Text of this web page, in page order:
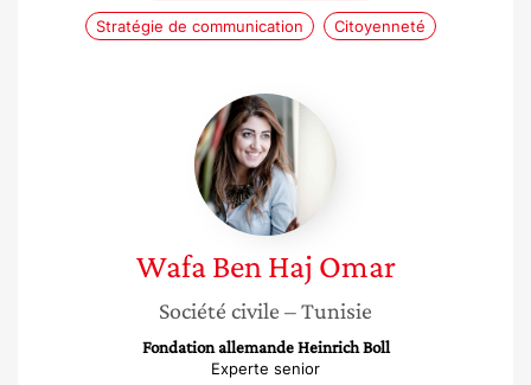
Stratégie de communication Citoyenneté
Wafa
Ben
Haj
Omar
Wafa Ben Haj Omar
Société civile – Tunisie
Fondation allemande Heinrich Boll
Experte senior